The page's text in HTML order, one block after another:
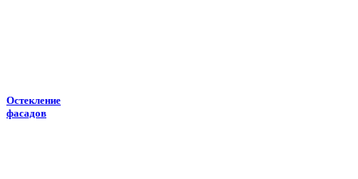
Остекление
фасадов